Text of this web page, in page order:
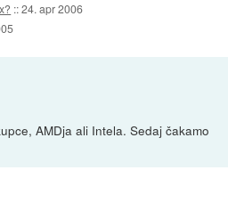
::24. apr 2006
AMDja ali Intela. Sedaj čakamo